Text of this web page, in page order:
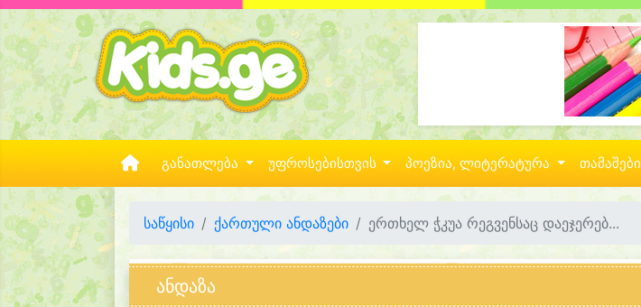
განათლება უფროსებისთვის პოეზია, ლიტერატურა თამაშები
საწყისი ქართული ანდაზები ერთხელ ჭკუა რეგვენსაც დაეჯერებ...
ანდაზა